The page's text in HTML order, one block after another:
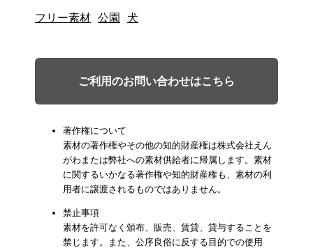
フリー素材 公園 犬
ご利用のお問い合わせはこちら
著作権について
素材の著作権やその他の知的財産権は株式会社えん
がわまたは弊社への素材供給者に帰属します。素材
に関するいかなる著作権や知的財産権も、素材の利
用者に譲渡されるものではありません。
禁止事項
素材を許可なく頒布、販売、賃貸、貸与することを
禁じます。また、公序良俗に反する目的での使用